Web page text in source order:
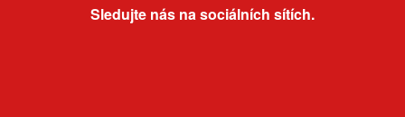
Sledujte nás na sociálních sítích.